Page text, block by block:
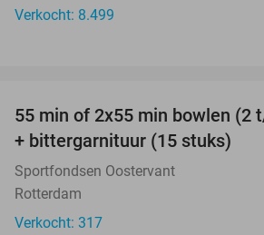
Verkocht: 8.499
55 min of 2x55 min bowlen (2
+ bittergarnituur (15 stuks)
Sportfondsen Oostervant
Rotterdam
Verkocht: 317